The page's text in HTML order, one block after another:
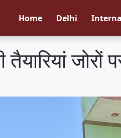
Home Delhi
तैयारियां